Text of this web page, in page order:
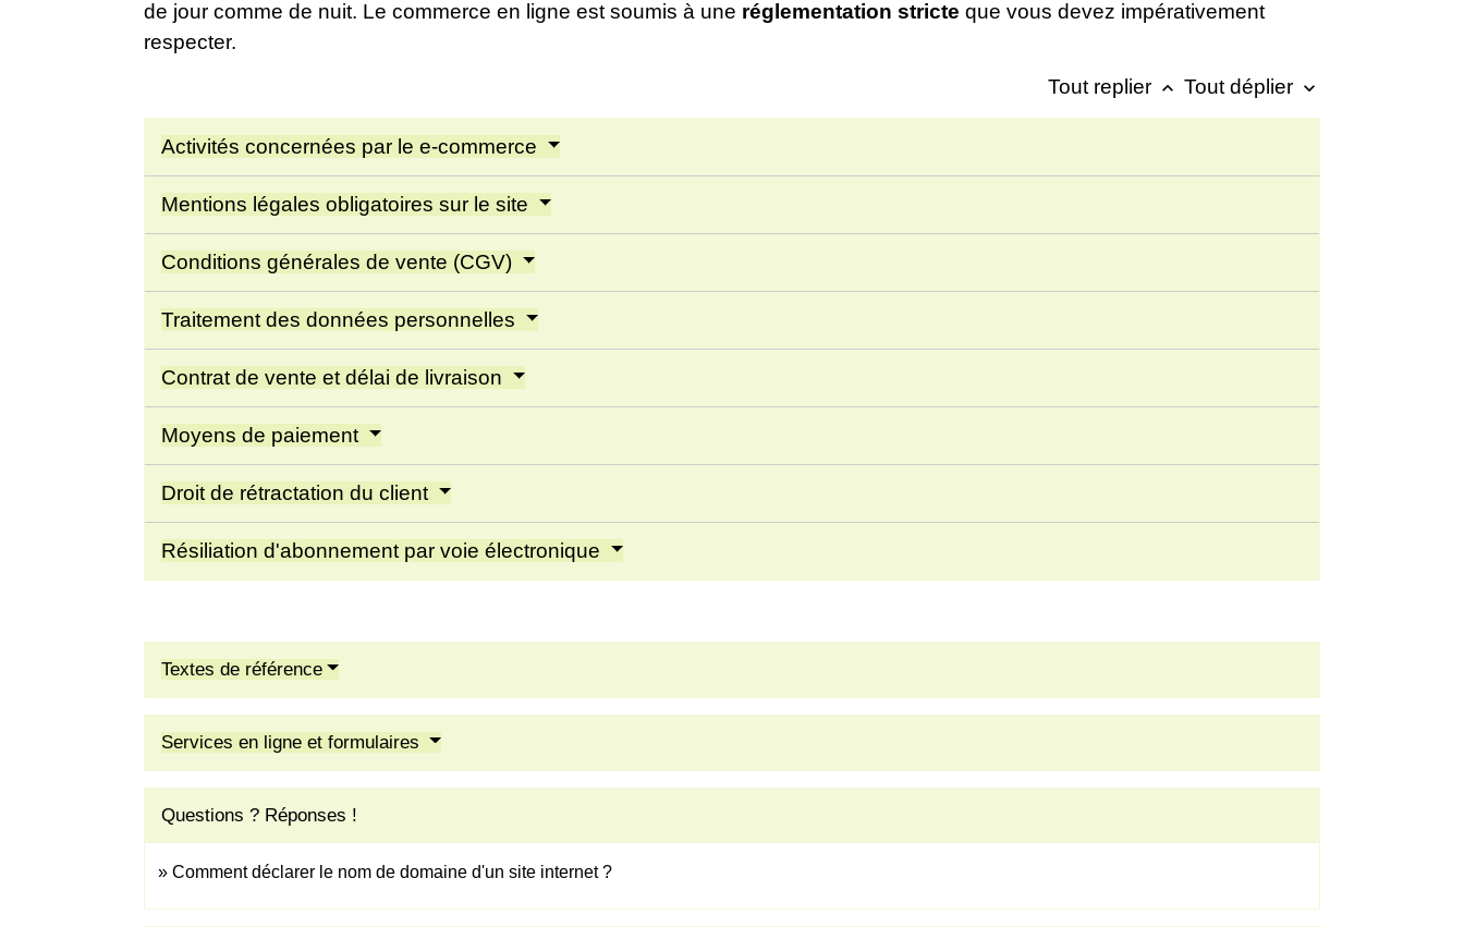
de jour comme de nuit. Le commerce en ligne est soumis à une réglementation stricte que vous devez impérativement
respecter.
Tout replier keyboard_arrow_up Tout déplier keyboard_arrow_down
Activités concernées par le e-commerce
Mentions légales obligatoires sur le site
Conditions générales de vente (CGV)
Traitement des données personnelles
Contrat de vente et délai de livraison
Moyens de paiement
Droit de rétractation du client
Résiliation d'abonnement par voie électronique
Textes de référence
Services en ligne et formulaires
Questions ? Réponses !
Comment déclarer le nom de domaine d'un site internet ?